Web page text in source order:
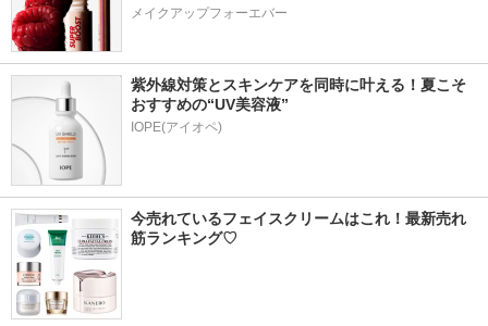
メイクアップフォーエバー
紫外線対策とスキンケアを同時に叶える！夏こそ
おすすめの“UV美容液”
IOPE(アイオペ)
今売れているフェイスクリームはこれ！最新売れ
筋ランキング♡